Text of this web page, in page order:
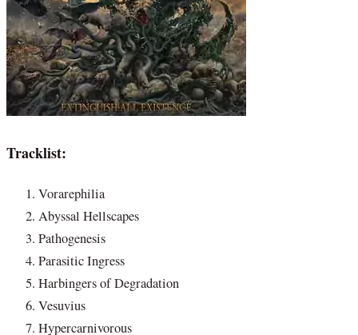
Tracklist:
Vorarephilia
Abyssal Hellscapes
Pathogenesis
Parasitic Ingress
Harbingers of Degradation
Vesuvius
Hypercarnivorous